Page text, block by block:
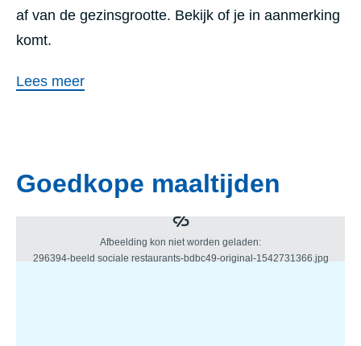
af van de gezinsgrootte. Bekijk of je in aanmerking
komt.
Lees meer
Goedkope maaltijden